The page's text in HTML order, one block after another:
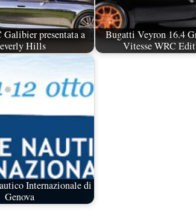
presentata a
Hills
Bugatti Veyron 16.4
Vitesse WRC
Internazionale di
Genova